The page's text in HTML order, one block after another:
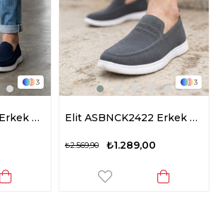
3
Elit ASBNCK2422 Erkek Casual Ayakkabı Lacivert
3
Elit ASBNCK2422 Erkek Casual Ayakkabı Gri
₺1.289,00
₺2.569,90